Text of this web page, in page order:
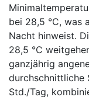
bei 28,5 °C, was
Nacht hinweist.
28,5 °C
ganzjährig
durchschnittliche
Std./Tag,